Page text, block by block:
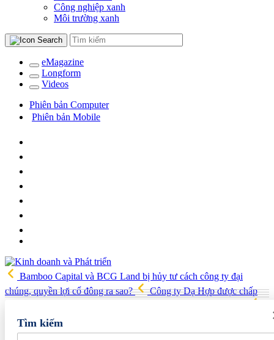
Công nghiệp xanh
Môi trường xanh
eMagazine
Longform
Videos
Phiên bản Computer
Phiên bản Mobile
Bamboo Capital và BCG Land bị hủy tư cách công ty đại
chúng, quyền lợi cổ đông ra sao?
Công ty Dạ Hợp được chấp
Gia đình Chủ tịch DIC Corp tiếp tục bị bán giải chấp hơn 8 triệu cổ
phiếu, doanh nghiệp mới hoàn thành khoảng 1/4 kế hoạch năm
Tìm kiếm